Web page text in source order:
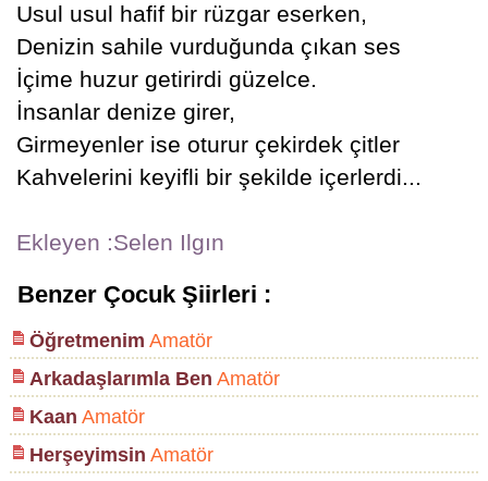
Usul usul hafif bir rüzgar eserken,
Denizin sahile vurduğunda çıkan ses
İçime huzur getirirdi güzelce.
İnsanlar denize girer,
Girmeyenler ise oturur çekirdek çitler
Kahvelerini keyifli bir şekilde içerlerdi...
Ekleyen :Selen Ilgın
Benzer Çocuk Şiirleri :
Öğretmenim Amatör
Arkadaşlarımla Ben Amatör
Kaan Amatör
Herşeyimsin Amatör